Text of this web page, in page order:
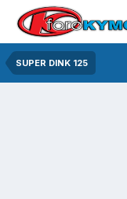
SUPER DINK 125